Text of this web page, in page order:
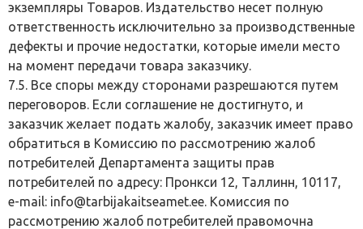
экземпляры Товаров. Издательство несет полную
ответственность исключительно за производственные
дефекты и прочие недостатки, которые имели место
на момент передачи товара заказчику.
7.5. Все споры между сторонами разрешаются путем
переговоров. Если соглашение не достигнуто, и
заказчик желает подать жалобу, заказчик имеет право
обратиться в Комиссию по рассмотрению жалоб
потребителей Департамента защиты прав
потребителей по адресу: Пронкси 12, Таллинн, 10117,
e-mail: info@tarbijakaitseamet.ee. Комиссия по
рассмотрению жалоб потребителей правомочна